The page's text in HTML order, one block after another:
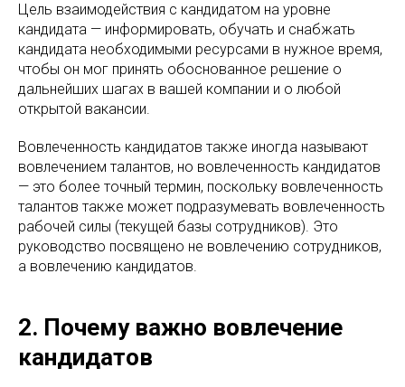
Цель взаимодействия с кандидатом на уровне
кандидата — информировать, обучать и снабжать
кандидата необходимыми ресурсами в нужное время,
чтобы он мог принять обоснованное решение о
дальнейших шагах в вашей компании и о любой
открытой вакансии.
Вовлеченность кандидатов также иногда называют
вовлечением талантов, но вовлеченность кандидатов
— это более точный термин, поскольку вовлеченность
талантов также может подразумевать вовлеченность
рабочей силы (текущей базы сотрудников). Это
руководство посвящено не вовлечению сотрудников,
а вовлечению кандидатов.
2. Почему важно вовлечение
кандидатов